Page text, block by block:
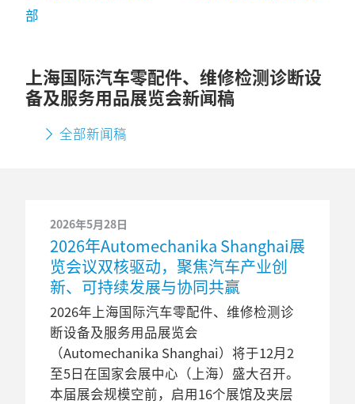
部
上海国际汽车零配件、维修检测诊断设
备及服务用品展览会新闻稿
全部新闻稿
2026年5月28日
2026年Automechanika Shanghai展
览会议双核驱动，聚焦汽车产业创
新、可持续发展与协同共赢
2026年上海国际汽车零配件、维修检测诊
断设备及服务用品展览会
（Automechanika Shanghai）将于12月2
至5日在国家会展中心（上海）盛大召开。
本届展会规模空前，启用16个展馆及夹层